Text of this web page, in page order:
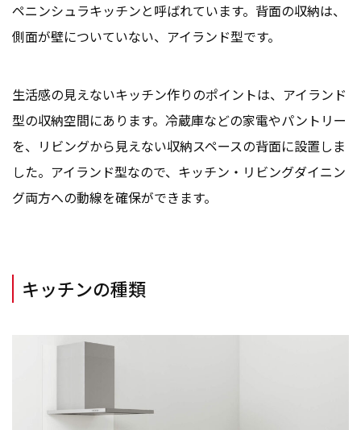
ペニンシュラキッチンと呼ばれています。背面の収納は、
側面が壁についていない、アイランド型です。
生活感の見えないキッチン作りのポイントは、アイランド
型の収納空間にあります。冷蔵庫などの家電やパントリー
を、リビングから見えない収納スペースの背面に設置しま
した。アイランド型なので、キッチン・リビングダイニン
グ両方への動線を確保ができます。
キッチンの種類